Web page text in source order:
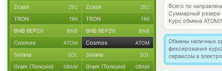
Всего по
Суммарный резерв
Курс обмена ATOM/
Обмены наличных
фиксирования
сервисом в
Zcash ZEC Zcash ZEC
TRON TRX TRON TRX
BNB BEP20 BNB BNB BEP20 BNB
Cosmos ATOM Cosmos ATOM
Solana SOL Solana SOL
Gram (Toncoin) GRAM Gram (Toncoin) GRAM